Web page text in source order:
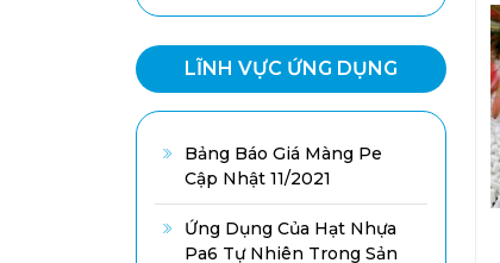
LĨNH VỰC ỨNG DỤNG
Bảng Báo Giá Màng Pe
Cập Nhật 11/2021
Ứng Dụng Của Hạt Nhựa
Pa6 Tự Nhiên Trong Sản